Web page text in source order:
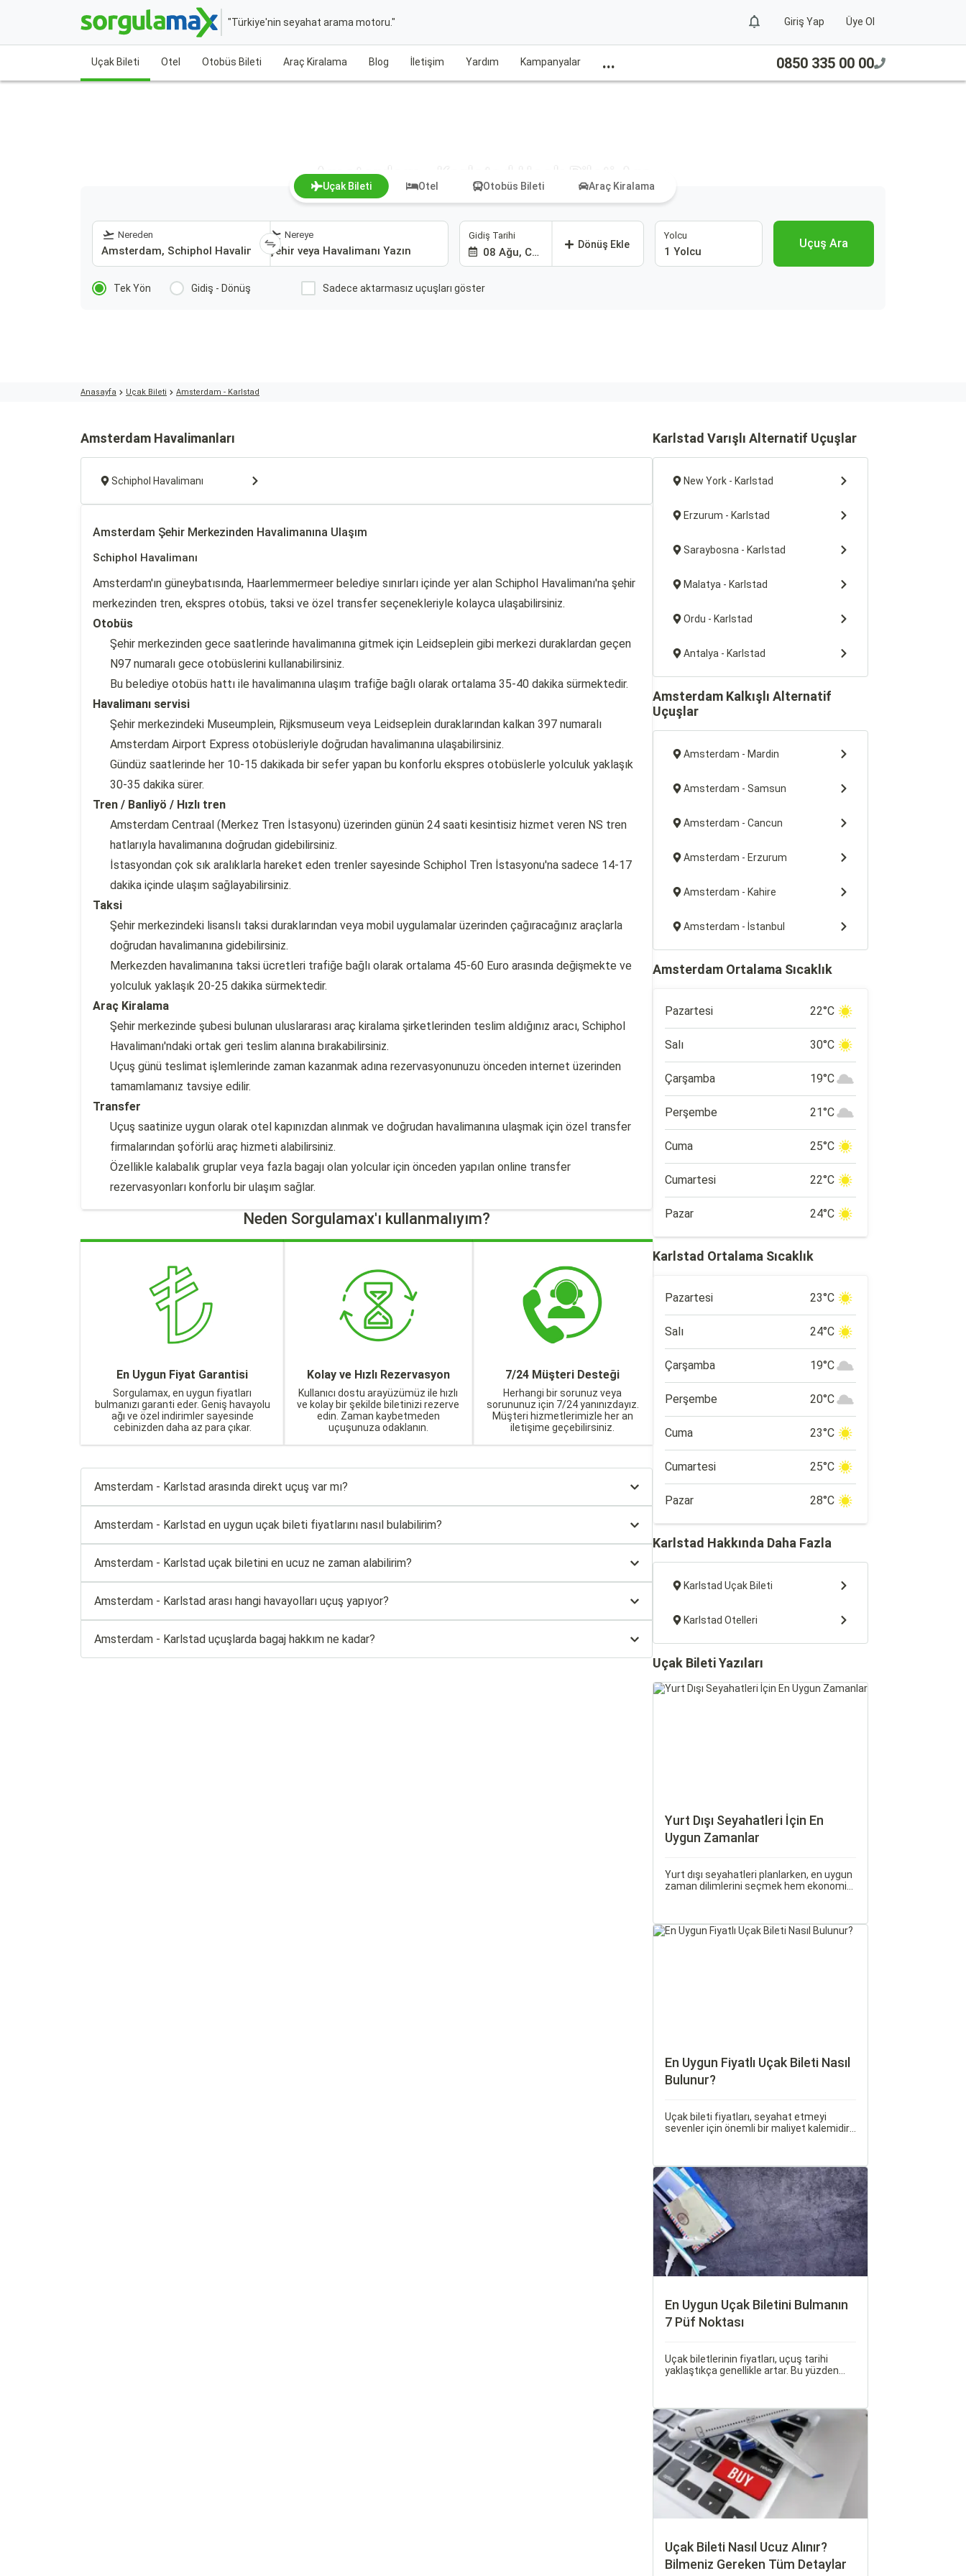
"Türkiye'nin seyahat arama motoru." Giriş Yap Üye Ol
Uçak Bileti Otel Otobüs Bileti Araç Kiralama Blog İletişim Yardım Kampanyalar ... 0850 335 00 00
Amsterdam - Karlstad Uçak Bileti Ara
Uçak Bileti Otel Otobüs Bileti Araç Kiralama
Nereden Nereye Gidiş Tarihi
08 Ağu, Cmt
Dönüş Ekle
Yolcu
1 Yolcu
Uçuş Ara
Tek Yön Gidiş - Dönüş Sadece aktarmasız uçuşları göster
Anasayfa Uçak Bileti Amsterdam - Karlstad
Amsterdam Havalimanları
Schiphol Havalimanı
Amsterdam Şehir Merkezinden Havalimanına Ulaşım
Schiphol Havalimanı
Amsterdam'ın güneybatısında, Haarlemmermeer belediye sınırları içinde yer alan Schiphol Havalimanı'na şehir
merkezinden tren, ekspres otobüs, taksi ve özel transfer seçenekleriyle kolayca ulaşabilirsiniz.
Otobüs
Şehir merkezinden gece saatlerinde havalimanına gitmek için Leidseplein gibi merkezi duraklardan geçen
N97 numaralı gece otobüslerini kullanabilirsiniz.
Bu belediye otobüs hattı ile havalimanına ulaşım trafiğe bağlı olarak ortalama 35-40 dakika sürmektedir.
Havalimanı servisi
Şehir merkezindeki Museumplein, Rijksmuseum veya Leidseplein duraklarından kalkan 397 numaralı
Amsterdam Airport Express otobüsleriyle doğrudan havalimanına ulaşabilirsiniz.
Gündüz saatlerinde her 10-15 dakikada bir sefer yapan bu konforlu ekspres otobüslerle yolculuk yaklaşık
30-35 dakika sürer.
Tren / Banliyö / Hızlı tren
Amsterdam Centraal (Merkez Tren İstasyonu) üzerinden günün 24 saati kesintisiz hizmet veren NS tren
hatlarıyla havalimanına doğrudan gidebilirsiniz.
İstasyondan çok sık aralıklarla hareket eden trenler sayesinde Schiphol Tren İstasyonu'na sadece 14-17
dakika içinde ulaşım sağlayabilirsiniz.
Taksi
Şehir merkezindeki lisanslı taksi duraklarından veya mobil uygulamalar üzerinden çağıracağınız araçlarla
doğrudan havalimanına gidebilirsiniz.
Merkezden havalimanına taksi ücretleri trafiğe bağlı olarak ortalama 45-60 Euro arasında değişmekte ve
yolculuk yaklaşık 20-25 dakika sürmektedir.
Araç Kiralama
Şehir merkezinde şubesi bulunan uluslararası araç kiralama şirketlerinden teslim aldığınız aracı, Schiphol
Havalimanı'ndaki ortak geri teslim alanına bırakabilirsiniz.
Uçuş günü teslimat işlemlerinde zaman kazanmak adına rezervasyonunuzu önceden internet üzerinden
tamamlamanız tavsiye edilir.
Transfer
Uçuş saatinize uygun olarak otel kapınızdan alınmak ve doğrudan havalimanına ulaşmak için özel transfer
firmalarından şoförlü araç hizmeti alabilirsiniz.
Özellikle kalabalık gruplar veya fazla bagajı olan yolcular için önceden yapılan online transfer
rezervasyonları konforlu bir ulaşım sağlar.
Neden Sorgulamax'ı kullanmalıyım?
En Uygun Fiyat Garantisi
Sorgulamax, en uygun fiyatları
bulmanızı garanti eder. Geniş havayolu
ağı ve özel indirimler sayesinde
cebinizden daha az para çıkar.
Kolay ve Hızlı Rezervasyon
Kullanıcı dostu arayüzümüz ile hızlı
ve kolay bir şekilde biletinizi rezerve
edin. Zaman kaybetmeden
uçuşunuza odaklanın.
7/24 Müşteri Desteği
Herhangi bir sorunuz veya
sorununuz için 7/24 yanınızdayız.
Müşteri hizmetlerimizle her an
iletişime geçebilirsiniz.
Amsterdam - Karlstad arasında direkt uçuş var mı?
Amsterdam - Karlstad en uygun uçak bileti fiyatlarını nasıl bulabilirim?
Amsterdam - Karlstad uçak biletini en ucuz ne zaman alabilirim?
Amsterdam - Karlstad arası hangi havayolları uçuş yapıyor?
Amsterdam - Karlstad uçuşlarda bagaj hakkım ne kadar?
Karlstad Varışlı Alternatif Uçuşlar
New York - Karlstad
Erzurum - Karlstad
Saraybosna - Karlstad
Malatya - Karlstad
Ordu - Karlstad
Antalya - Karlstad
Amsterdam Kalkışlı Alternatif
Uçuşlar
Amsterdam - Mardin
Amsterdam - Samsun
Amsterdam - Cancun
Amsterdam - Erzurum
Amsterdam - Kahire
Amsterdam - İstanbul
Amsterdam Ortalama Sıcaklık
Pazartesi 22°C
Salı 30°C
Çarşamba 19°C
Perşembe 21°C
Cuma 25°C
Cumartesi 22°C
Pazar 24°C
Karlstad Ortalama Sıcaklık
Pazartesi 23°C
Salı 24°C
Çarşamba 19°C
Perşembe 20°C
Cuma 23°C
Cumartesi 25°C
Pazar 28°C
Karlstad Hakkında Daha Fazla
Karlstad Uçak Bileti
Karlstad Otelleri
Uçak Bileti Yazıları
Yurt Dışı Seyahatleri İçin En
Uygun Zamanlar
Yurt dışı seyahatleri planlarken, en uygun
zaman dilimlerini seçmek hem ekonomik
günlerini ve Sorgulamax.
En Uygun Fiyatlı Uçak Bileti Nasıl
Bulunur?
Uçak bileti fiyatları, seyahat etmeyi
sevenler için önemli bir maliyet kalemidir.
En Uygun Uçak Biletini Bulmanın
7 Püf Noktası
Uçak biletlerinin fiyatları, uçuş tarihi
yaklaştıkça genellikle artar. Bu yüzden
Uçak Bileti Nasıl Ucuz Alınır?
Bilmeniz Gereken Tüm Detaylar